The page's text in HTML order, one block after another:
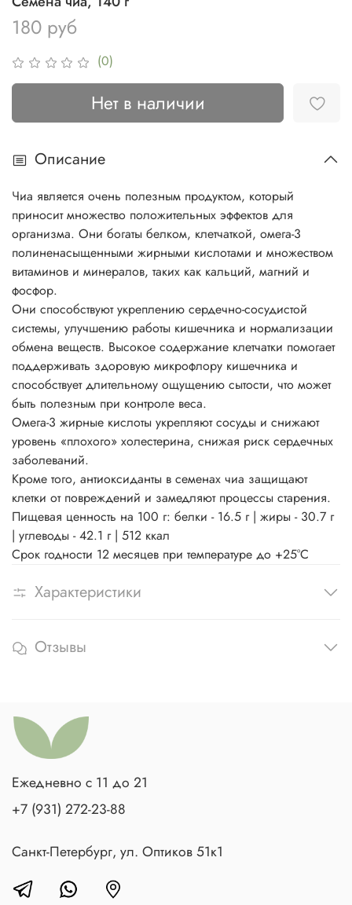
(0)
180 руб
Нет в наличии
Описание
Чиа является очень полезным продуктом, который
приносит множество положительных эффектов для
организма. Они богаты белком, клетчаткой, омега-3
полиненасыщенными жирными кислотами и множеством
витаминов и минералов, таких как кальций, магний и
фосфор.
Они способствуют укреплению сердечно-сосудистой
системы, улучшению работы кишечника и нормализации
обмена веществ. Высокое содержание клетчатки помогает
поддерживать здоровую микрофлору кишечника и
способствует длительному ощущению сытости, что может
быть полезным при контроле веса.
Омега-3 жирные кислоты укрепляют сосуды и снижают
уровень «плохого» холестерина, снижая риск сердечных
заболеваний.
Кроме того, антиоксиданты в семенах чиа защищают
клетки от повреждений и замедляют процессы старения.
Пищевая ценность на 100 г: белки - 16.5 г | жиры - 30.7 г
| углеводы - 42.1 г | 512 ккал
Срок годности 12 месяцев при температуре до +25°С
Характеристики
Отзывы
Ежедневно с 11 до 21
+7 (931) 272-23-88
Санкт-Петербург, ул. Оптиков 51к1